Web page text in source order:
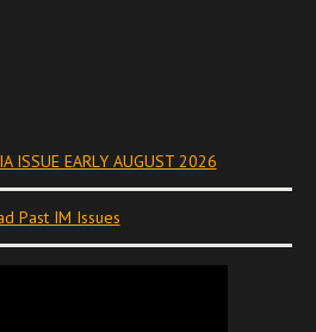
ISSUE EARLY AUGUST 2026
Past IM Issues